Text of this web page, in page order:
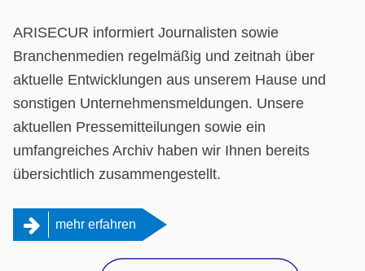
ARISECUR informiert Journalisten sowie
Branchenmedien regelmäßig und zeitnah über
aktuelle Entwicklungen aus unserem Hause und
sonstigen Unternehmensmeldungen. Unsere
aktuellen Pressemitteilungen sowie ein
umfangreiches Archiv haben wir Ihnen bereits
übersichtlich zusammengestellt.
mehr erfahren